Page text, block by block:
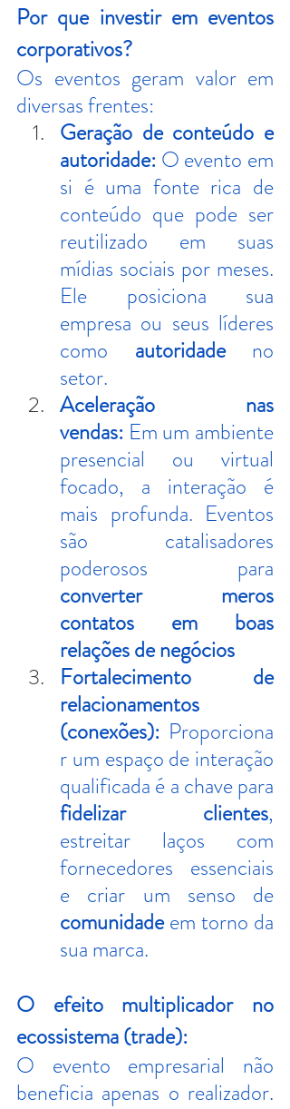
Por que investir em eventos
corporativos?
Os eventos geram valor em
diversas frentes:
Geração de conteúdo e
autoridade: O evento em
si é uma fonte rica de
conteúdo que pode ser
reutilizado em suas
mídias sociais por meses.
Ele posiciona sua
empresa ou seus líderes
como autoridade no
setor.
Aceleração nas
vendas: Em um ambiente
presencial ou virtual
focado, a interação é
mais profunda. Eventos
são catalisadores
converter meros
contatos em boas
relações de negócios
Fortalecimento de
relacionamentos
(conexões): Proporciona
r um espaço de interação
fidelizar clientes,
estreitar laços com
fornecedores essenciais
comunidade em torno da
sua marca.
O efeito multiplicador no
ecossistema (trade):
O evento empresarial não
beneficia apenas o realizador.